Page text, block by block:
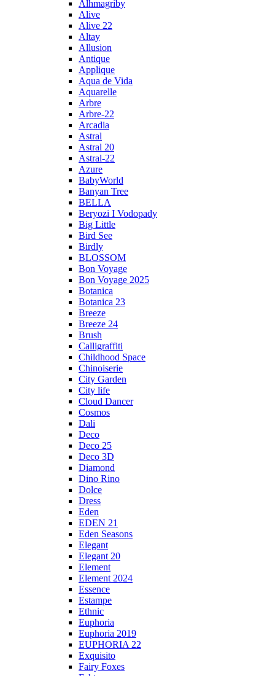
Alhmagriby
Alive
Alive 22
Altay
Allusion
Antique
Applique
Aqua de Vida
Aquarelle
Arbre
Arbre-22
Arcadia
Astral
Astral 20
Astral-22
Azure
BabyWorld
Banyan Tree
BELLA
Beryozi I Vodopady
Big Little
Bird See
Birdly
BLOSSOM
Bon Voyage
Bon Voyage 2025
Botanica
Botanica 23
Breeze
Breeze 24
Brush
Calligraffiti
Childhood Space
Chinoiserie
City Garden
City life
Cloud Dancer
Cosmos
Dali
Deco
Deco 25
Deco 3D
Diamond
Dino Rino
Dolce
Dress
Eden
EDEN 21
Eden Seasons
Elegant
Elegant 20
Element
Element 2024
Essence
Estampe
Ethnic
Euphoria
Euphoria 2019
EUPHORIA 22
Exquisito
Fairy Foxes